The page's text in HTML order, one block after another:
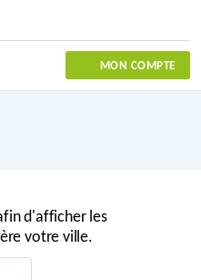
MON COMPTE
d'afficher les
votre ville.